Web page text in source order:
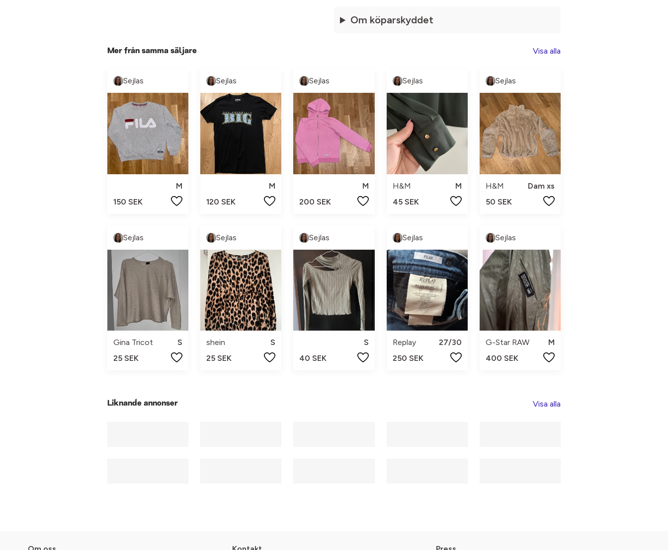
Om köparskyddet
Mer från samma säljare Visa alla
Sejlas
M
150 SEK
Sejlas
M
120 SEK
Sejlas
M
200 SEK
Sejlas
H&M
M
45 SEK
Sejlas
H&M
Dam xs
50 SEK
Sejlas
Gina Tricot
S
25 SEK
Sejlas
shein
S
25 SEK
Sejlas
S
40 SEK
Sejlas
Replay
27/30
250 SEK
Sejlas
G-Star RAW
M
400 SEK
Liknande annonser Visa alla